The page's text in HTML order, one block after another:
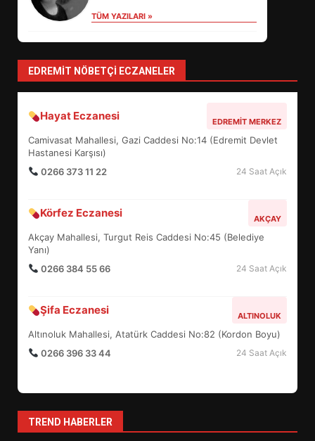
TÜM YAZILARI »
EDREMIT NÖBETÇI ECZANELER
Hayat Eczanesi EDREMIT MERKEZ
Camivasat Mahallesi, Gazi Caddesi No:14 (Edremit Devlet
Hastanesi Karşısı)
0266 373 11 22
24 Saat Açık
Körfez Eczanesi AKÇAY
Akçay Mahallesi, Turgut Reis Caddesi No:45 (Belediye
Yanı)
0266 384 55 66
24 Saat Açık
Şifa Eczanesi ALTINOLUK
Altınoluk Mahallesi, Atatürk Caddesi No:82 (Kordon Boyu)
0266 396 33 44
24 Saat Açık
TREND HABERLER
4
5
BALIKESİR MÜZELERİNDE SÜRE
UZATILDI: NE DEĞİŞTİ?
6
TURNUVASI KAYITLARI NEYİ
7
YENİ YÖNETİM NASIL
ŞEKİLLENDİ?
1
HAREKETE GEÇİYOR: GÖZLER